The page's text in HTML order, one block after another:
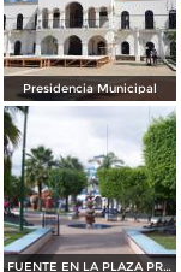
Presidencia Municipal
FUENTE EN LA PLAZA PRINCIPAL